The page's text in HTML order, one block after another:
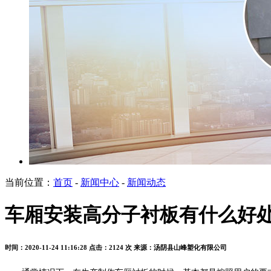
当前位置： 首页 - 新闻中心 - 新闻动态
车厢安装高分子衬板有什么好
时间：2020-11-24 11:16:28 点击：2124 次 来源：汤阴县山峰塑化有限公司